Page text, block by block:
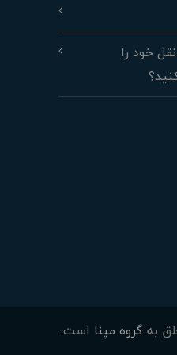
خود را
گروه مپنا است.